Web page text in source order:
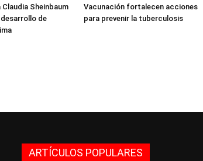
Sheinbaum
de
Vacunación fortalecen acciones
para prevenir la tuberculosis
ARTÍCULOS POPULARES